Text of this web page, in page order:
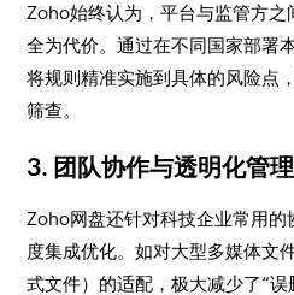
Zoho始终认为，平台与监管方
全为代价。通过在不同国家部署
将规则精准实施到具体的风险点
筛查。
3. 团队协作与透明化管理
Zoho网盘还针对科技企业常用的
度集成优化。如对大型多媒体文
式文件）的适配，极大减少了“